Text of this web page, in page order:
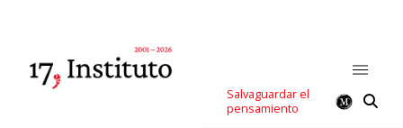
Salvaguardar el
pensamiento